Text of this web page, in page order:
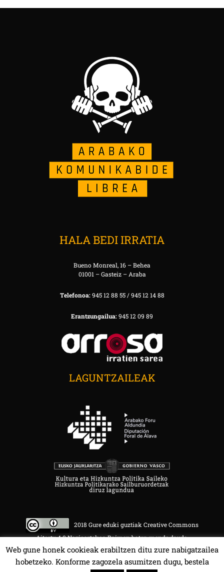
HALA BEDI IRRATIA
Bueno Monreal, 16 – Behea
01001 – Gasteiz – Araba
Telefonoa:945 12 88 55 / 945 12 14 88
Erantzungailua:945 12 09 89
LAGUNTZAILEAK
2018 Gure eduki guztiak Creative Commons
Aitortu 4.0 Nazioartekoa Baimen baten mende daude.
Web gune honek cookieak erabiltzen ditu zure nabigatzailea
hobetzeko. Konforme zagozela asumitzen dugu, bestela